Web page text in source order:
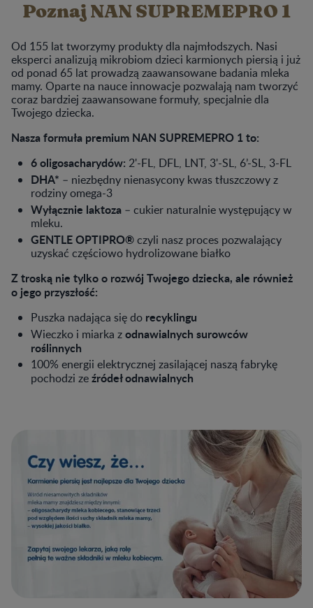
Poznaj NAN SUPREMEPRO 1
Od 155 lat tworzymy produkty dla najmłodszych. Nasi
eksperci analizują mikrobiom dzieci karmionych piersią i już
od ponad 65 lat prowadzą zaawansowane badania mleka
mamy. Oparte na nauce innowacje pozwalają nam tworzyć
coraz bardziej zaawansowane formuły, specjalnie dla
Twojego dziecka.​​
Nasza formuła premium NAN SUPREMEPRO 1 to:
6 oligosacharydów: 2'-FL, DFL, LNT, 3'-SL, 6’-SL, 3-FL
DHA* – niezbędny nienasycony kwas tłuszczowy z
rodziny omega-3
Wyłącznie laktoza – cukier naturalnie występujący w
mleku.
GENTLE OPTIPRO®czyli nasz proces pozwalający
uzyskać częściowo hydrolizowane białko
Z troską nie tylko o rozwój Twojego dziecka, ale również
o jego przyszłość:
Puszka nadająca się do recyklingu
Wieczko i miarka zodnawialnych surowców
roślinnych
100% energii elektrycznej zasilającej naszą fabrykę
pochodzi zeźródeł odnawialnych